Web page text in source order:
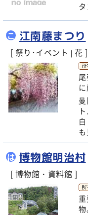
こ 江南藤まつり
[ 祭り･イベント | 花 ]
は 博物館明治村
[ 博物館・資料館 ]
物